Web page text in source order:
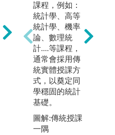
課程設計與規
劃導入CDIO教
學模式，鍛鍊
學生「不只知
道，更能做
到」的就業競
爭力
課程設計著重
建構金融專業
課程，例如：
統計學、高等
統計學、機率
論、數理統
計....等課程，
通常會採用傳
統實體授課方
式，以奠定同
學穩固的統計
基礎。
圖解:傳統授課
一隅